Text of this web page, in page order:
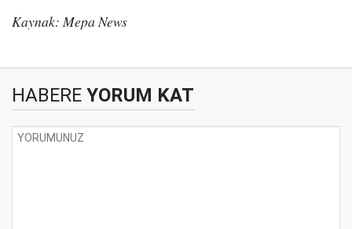
Kaynak: Mepa News
HABERE YORUM KAT